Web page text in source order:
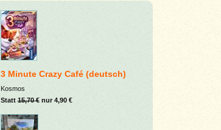
3 Minute Crazy Café (deutsch)
Kosmos
Statt15,70 €nur 4,90 €